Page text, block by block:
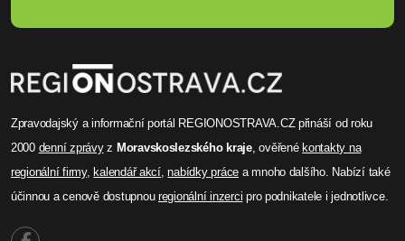
Zpravodajský a informační portál REGIONOSTRAVA.CZ přináší od roku
2000 denní zprávyz Moravskoslezského kraje, ověřenékontakty na
regionální firmy,kalendář akcí,nabídky práce a mnoho dalšího. Nabízí také
účinnou a cenově dostupnou regionální inzerci pro podnikatele i jednotlivce.